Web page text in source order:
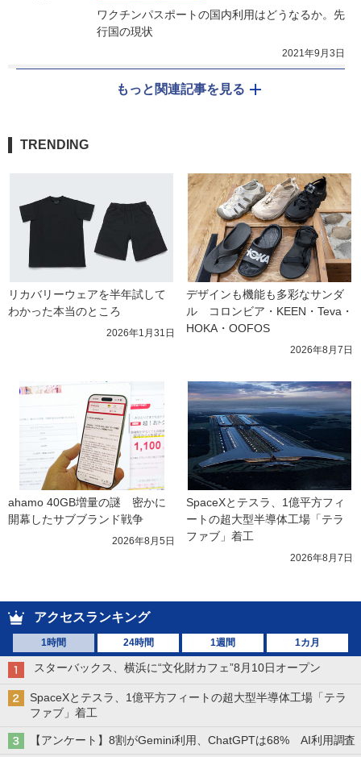
ワクチンパスポートの国内利用はどうなるか。先
行国の現状
2021年9月3日
もっと関連記事を見る
TRENDING
リカバリーウェアを半年試して
わかった本当のところ
2026年1月31日
デザインも機能も多彩なサンダ
ル　コロンビア・KEEN・Teva・
HOKA・OOFOS
2026年8月7日
ahamo 40GB増量の謎　密かに
開幕したサブブランド戦争
2026年8月5日
SpaceXとテスラ、1億平方フィ
ートの超大型半導体工場「テラ
ファブ」着工
2026年8月7日
アクセスランキング
1時間 24時間 1週間 1カ月
スターバックス、横浜に“文化財カフェ”8月10日オープン
SpaceXとテスラ、1億平方フィートの超大型半導体工場「テラ
ファブ」着工
【アンケート】8割がGemini利用、ChatGPTは68% AI利用調査